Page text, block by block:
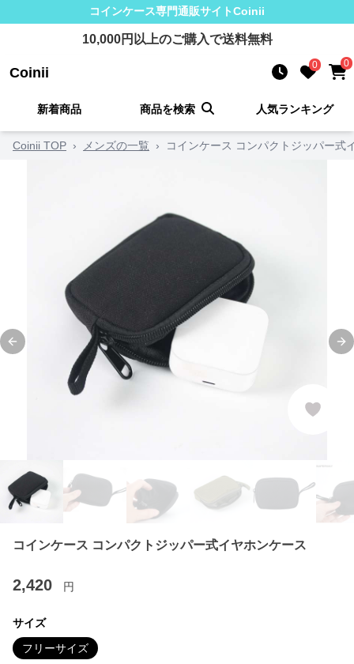
コインケース専門通販サイトCoinii
10,000円以上のご購入で送料無料
Coinii 0 0
新着商品 商品を検索 人気ランキング
Coinii TOP › メンズの一覧 › コインケース コンパクトジッパー式
Previous slide
コインケース コンパクトジッパー式イヤホンケース
2,420 円
サイズ
フリーサイズ